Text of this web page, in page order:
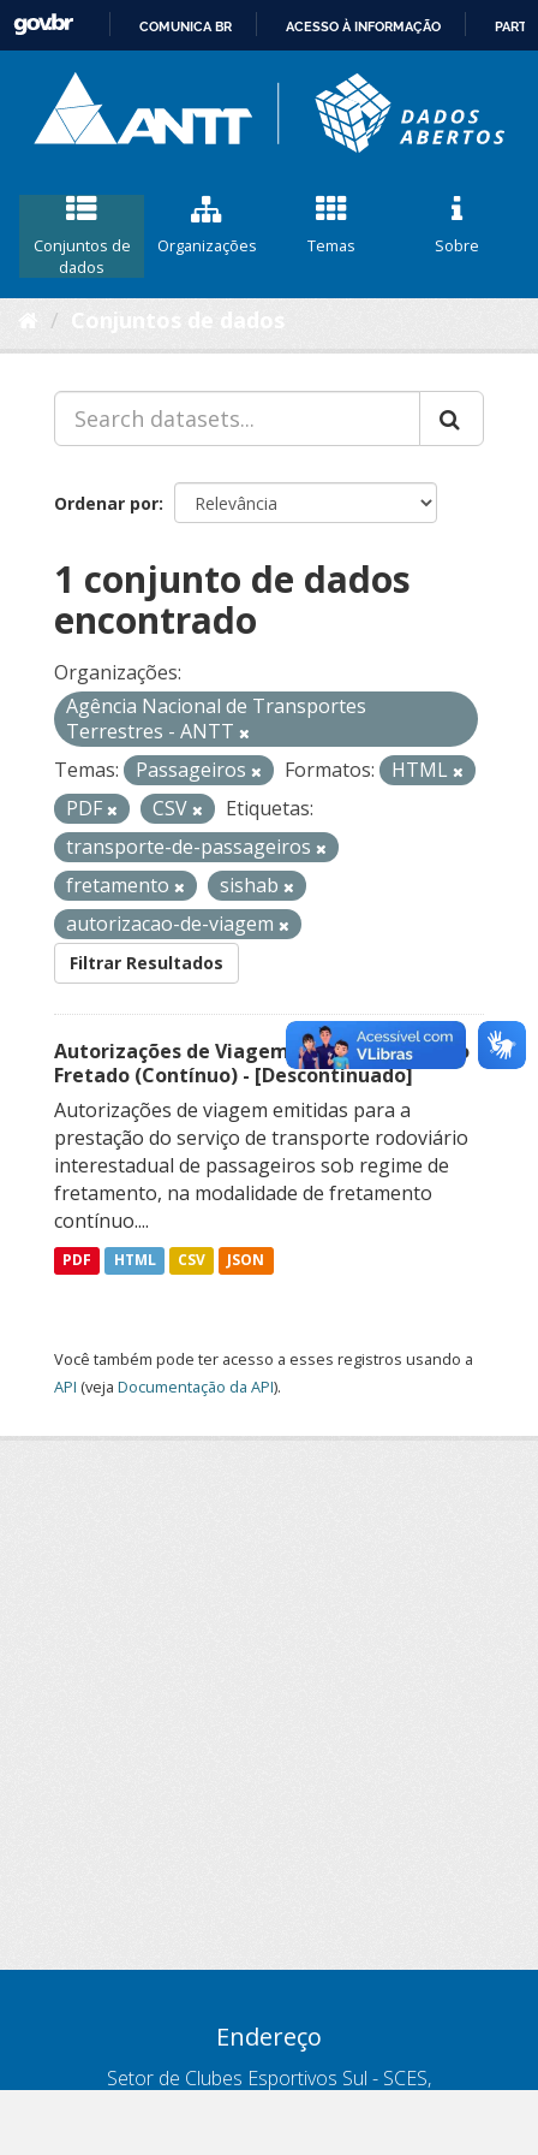
CONTEÚDO
COMUNICA BR ACESSO À INFORMAÇÃO
Conjuntos de
dados
Organizações Temas Sobre
Ordenar por
1 conjunto de dados
encontrado
Organizações:
Agência Nacional de Transportes
Terrestres - ANTT
Temas:
Passageiros Formatos:
HTML
PDF
CSV
Etiquetas:
transporte-de-passageiros
fretamento
sishab
autorizacao-de-viagem
Filtrar Resultados
Autorizações de Viagem Nacional – Serviço
Fretado (Contínuo) - [Descontinuado]
Autorizações de viagem emitidas para a
prestação do serviço de transporte rodoviário
interestadual de passageiros sob regime de
fretamento, na modalidade de fretamento
contínuo....
PDF HTML CSV JSON
Você também pode ter acesso a esses registros usando a
API (veja Documentação da API).
Endereço
Setor de Clubes Esportivos Sul - SCES,